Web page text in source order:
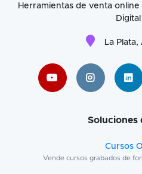
Herramientas de venta
Digital
La
Soluciones
Cursos
Vende cursos grabados de